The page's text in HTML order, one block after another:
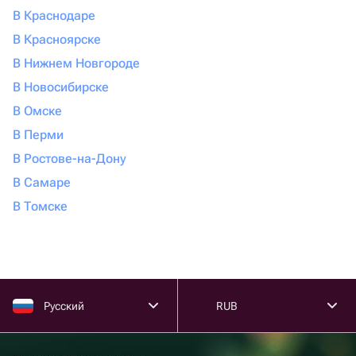
В Краснодаре
В Красноярске
В Нижнем Новгороде
В Новосибирске
В Омске
В Перми
В Ростове-на-Дону
В Самаре
В Томске
Русский RUB